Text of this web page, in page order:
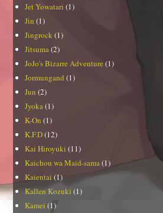
Jet Yowatari (1)
Jin (1)
Jingrock (1)
Jitsuma (2)
JoJo's Bizarre Adventure(1)
Jormungand (1)
Jun (2)
Jyoka (1)
K-On (1)
K.F.D(12)
Kai Hiroyuki (11)
Kaichou wa Maid-sama (1)
Kaientai (1)
Kallen Kozuki (1)
Kamei (1)